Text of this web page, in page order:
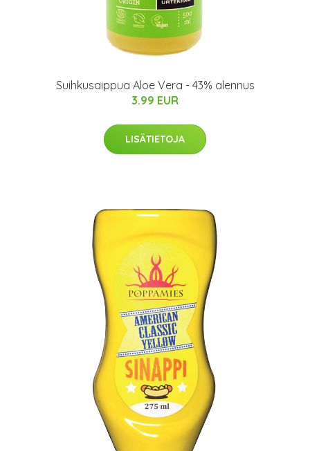
Suihkusaippua Aloe Vera - 43% alennus
3.99 EUR
LISÄTIETOJA